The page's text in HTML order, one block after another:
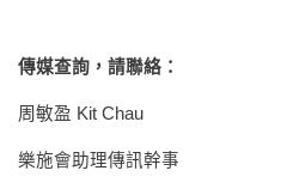
傳媒查詢，請聯絡：
周敏盈 Kit Chau
樂施會助理傳訊幹事